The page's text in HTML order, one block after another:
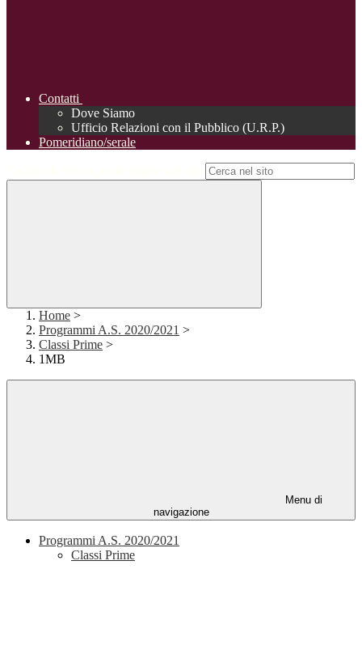
Contatti
Dove Siamo
Ufficio Relazioni con il Pubblico (U.R.P.)
Pomeridiano/serale
Home >
Programmi A.S. 2020/2021 >
Classi Prime >
1MB
Menu di
navigazione
Programmi A.S. 2020/2021
Classi Prime